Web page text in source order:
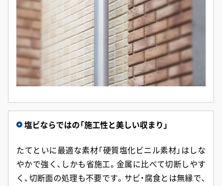
塩ビならではの「施工性と美しい収まり」
たてといに最適な素材「硬質塩化ビニル素材」はしな
やかで強く、しかも省施工。金属に比べて切断しやす
く、切断面の処理も不要です。サビ・腐食とは無縁で、